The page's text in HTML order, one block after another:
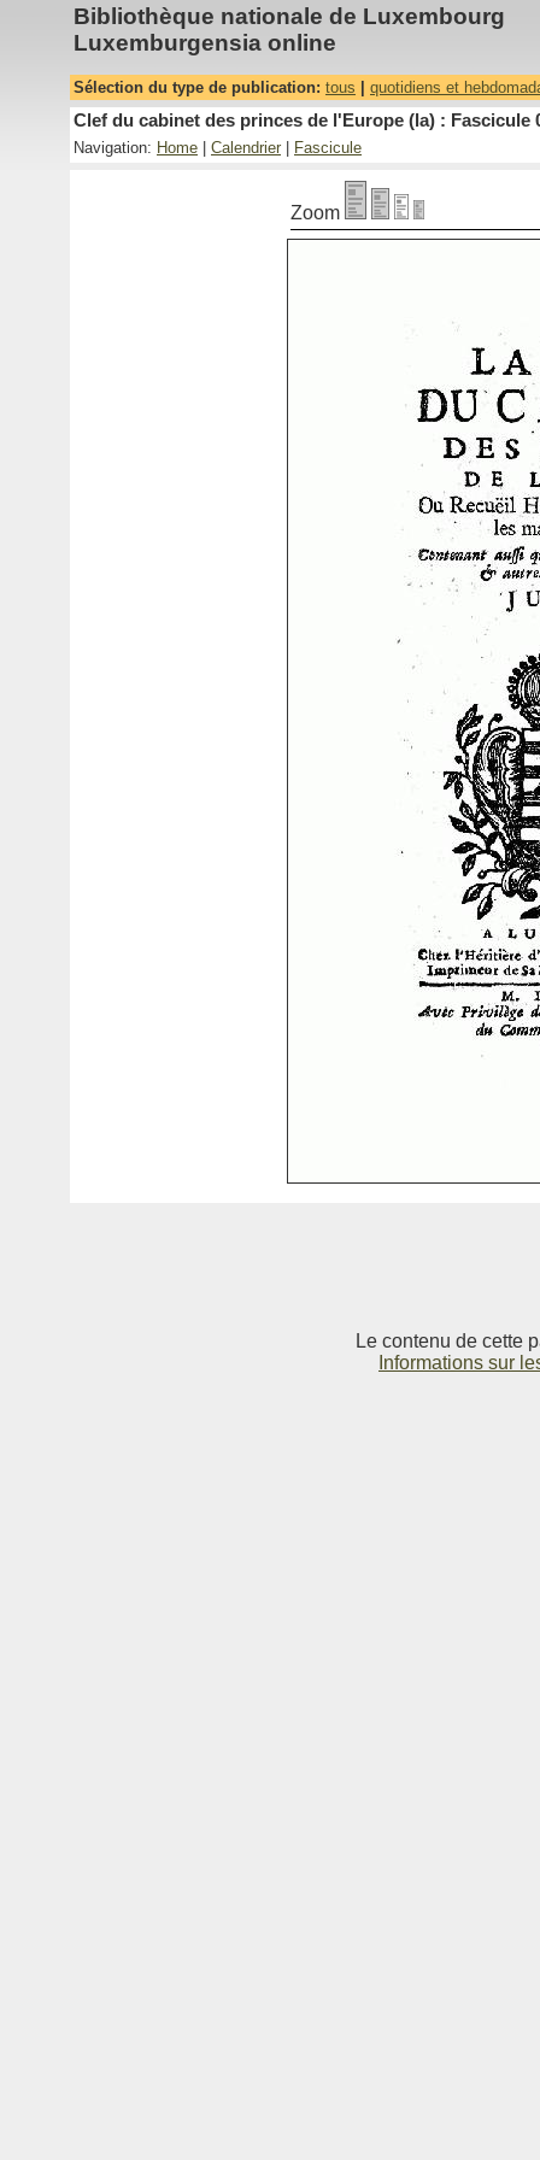
Bibliothèque nationale de Luxembourg
Luxemburgensia online
Sélection du type de publication: tous quotidiens et
Clef du cabinet des princes de l'Europe (la) : Fascicule
Navigation: Home Calendrier Fascicule
Zoom
Le contenu de cette
Informations sur